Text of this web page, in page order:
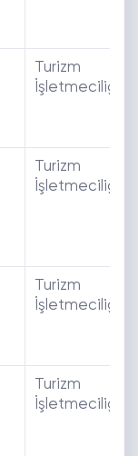
Turizm
İşletmeciliği
Turizm
İşletmeciliği
Turizm
İşletmeciliği
Turizm
İşletmeciliği